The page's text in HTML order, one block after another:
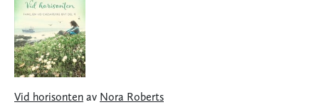
Vid horisonten av Nora Roberts